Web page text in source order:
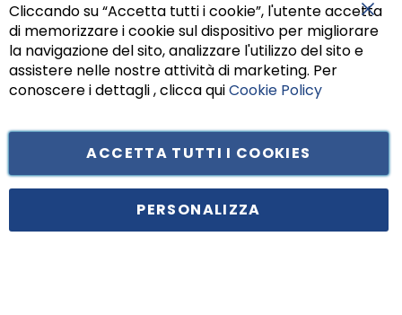
Principe di Piemonte 199, cap. 80026 Casoria (NA) - C.F. 05834470634 -
Cliccando su “Accetta tutti i cookie”, l'utente accetta
di memorizzare i cookie sul dispositivo per migliorare
la navigazione del sito, analizzare l'utilizzo del sito e
assistere nelle nostre attività di marketing. Per
conoscere i dettagli , clicca quiCookie Policy
ACCETTA TUTTI I COOKIES
PERSONALIZZA